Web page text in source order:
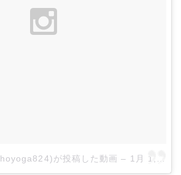
が投稿した動画 – 1月 1, 2015 at 2:44午前 PST